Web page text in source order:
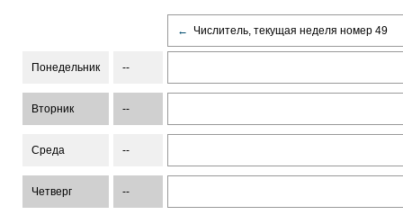
← Числитель, текущая неделя номер 49
Понедельник --
Вторник --
Среда --
Четверг --